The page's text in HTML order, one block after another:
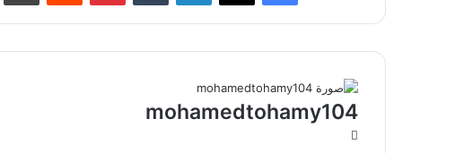
mohamedtohamy104